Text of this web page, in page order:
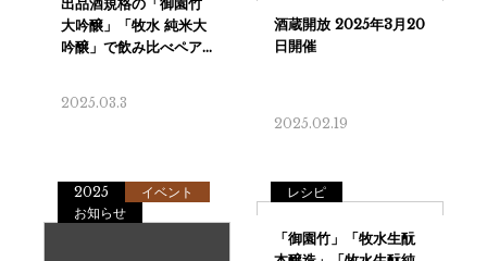
2025.03.3
2025.02.19
2025
イベント
お知らせ
レシピ